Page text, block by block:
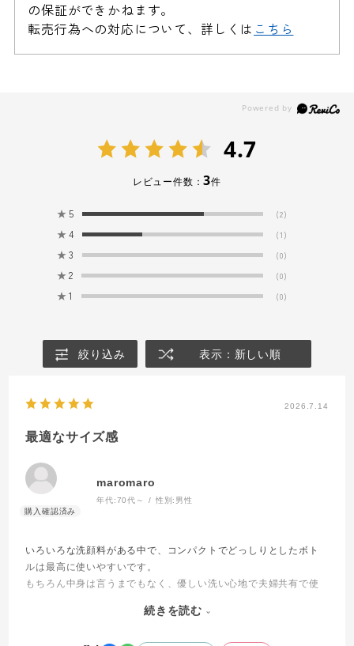
香り
の収穫時期によって香りが若干異なることがあり
使用ください。
・未開封の場合、極端な高温多湿・直射日光などのあ
たらない通常環境であれば製造より3年間保管可能で
・開封後はお早めにご使用ください。
手とお顔を濡らした後、適量を手に取り、軽く泡立て
てからお顔全体に広げ良くなじませてください。 その
すすいでください。
備考
・容器、デザインなどは予告なく変更となる場合が
あります。
・100%天然由来の素材を厳選しており生産数に限り
でとさせていただいております。ご了承くださ
い。
の保証ができかねます。
転売行為への対応について、詳しくは こちら
4.7
レビュー件数：3件
★ 5 (2)
★ 4 (1)
★ 3 (0)
★ 2 (0)
★ 1 (0)
絞り込み 表示：新しい順
2026.7.14
最適なサイズ感
maromaro
年代:70代～ 性別: 男性
いろいろな洗顔料がある中で、コンパクトでどっしりとしたボト
ルは最高に使いやすいです。
もちろん中身は言うまでもなく、優しい洗い心地で夫婦共有で使
以前、泡の洗顔料に置き換わるかも・・・の時期があったが、こ
続きを読む